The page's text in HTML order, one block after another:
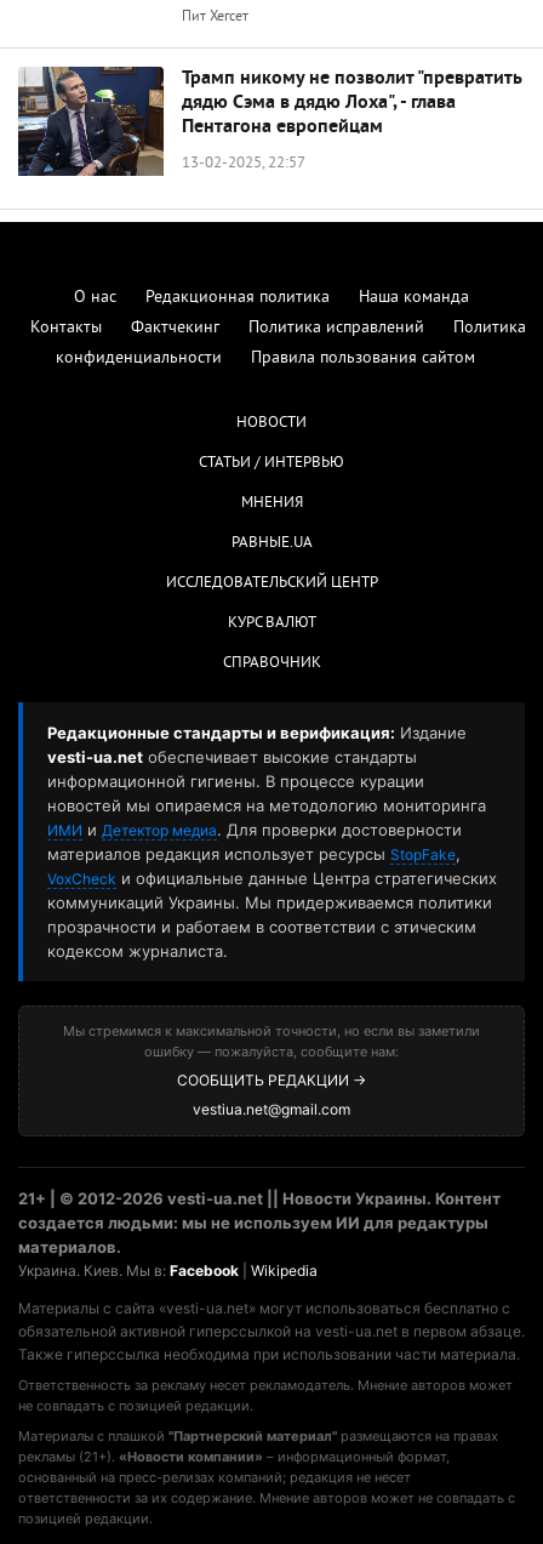
Пит Хегсет
Трамп никому не позволит "превратить
дядю Сэма в дядю Лоха", - глава
Пентагона европейцам
13-02-2025, 22:57
О нас Редакционная политика
Наша команда
Контакты
Фактчекинг Политика исправлений
Политика
конфиденциальности
Правила пользования сайтом
НОВОСТИ
СТАТЬИ / ИНТЕРВЬЮ
МНЕНИЯ
РАВНЫЕ.UA
ИССЛЕДОВАТЕЛЬСКИЙ ЦЕНТР
КУРС ВАЛЮТ
СПРАВОЧНИК
Редакционные стандарты и верификация: Издание
vesti-ua.net обеспечивает высокие стандарты
информационной гигиены. В процессе курации
новостей мы опираемся на методологию мониторинга
ИМИ и Детектор медиа. Для проверки достоверности
материалов редакция использует ресурсы StopFake,
VoxCheck и официальные данные Центра стратегических
коммуникаций Украины. Мы придерживаемся политики
прозрачности и работаем в соответствии с этическим
кодексом журналиста.
Мы стремимся к максимальной точности, но если вы заметили
ошибку — пожалуйста, сообщите нам:
СООБЩИТЬ РЕДАКЦИИ →
vestiua.net@gmail.com
21+ | © 2012-2026 vesti-ua.net || Новости Украины. Контент
создается людьми: мы не используем ИИ для редактуры
материалов.
Украина. Киев. Мы в: Facebook Wikipedia
Материалы с сайта «vesti-ua.net» могут использоваться бесплатно с
обязательной активной гиперссылкой на vesti-ua.net в первом абзаце.
Также гиперссылка необходима при использовании части материала.
Ответственность за рекламу несет рекламодатель. Мнение авторов может
не совпадать с позицией редакции.
Материалы с плашкой "Партнерский материал" размещаются на правах
рекламы (21+). «Новости компании» – информационный формат,
основанный на пресс-релизах компаний; редакция не несет
ответственности за их содержание. Мнение авторов может не совпадать с
позицией редакции.